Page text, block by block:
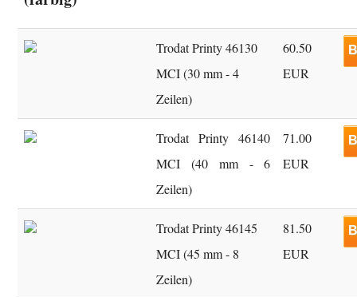
Trodat Printy 46130
MCI (30 mm - 4
Zeilen)
60.50
EUR
Trodat Printy 46140
MCI (40 mm - 6
Zeilen)
71.00
EUR
Trodat Printy 46145
MCI (45 mm - 8
Zeilen)
81.50
EUR